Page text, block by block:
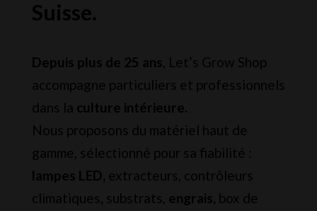
Suisse.
Depuis plus de 25 ans, Let’s Grow Shop
accompagne particuliers et professionnels
dans la culture intérieure.
Nous proposons du matériel haut de
gamme, sélectionné pour sa fiabilité :
lampes LED, extracteurs, contrôleurs
climatiques, substrats, engrais, box de